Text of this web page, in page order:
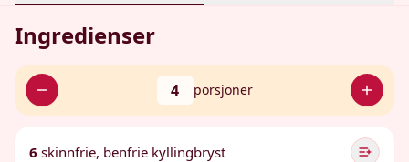
Ingredienser
4 porsjoner
6 skinnfrie, benfrie kyllingbryst